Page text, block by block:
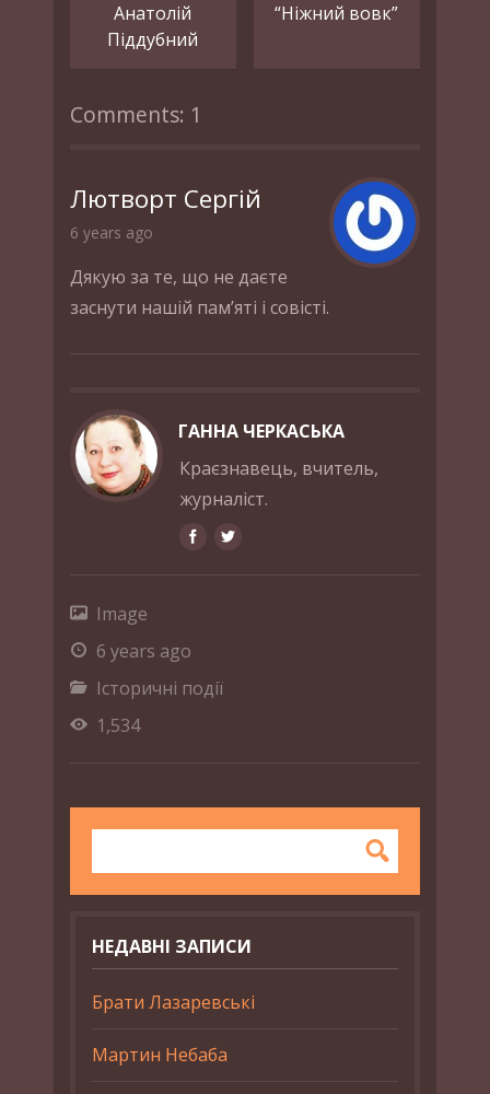
Анатолій
Піддубний
“Ніжний вовк”
Comments: 1
Лютворт Сергій
6 years ago
Дякую за те, що не даєте
заснути нашій пам’яті і совісті.
ГАННА ЧЕРКАСЬКА
Краєзнавець, вчитель,
журналіст.
Image
6 years ago
Історичні події
1,534
НЕДАВНІ ЗАПИСИ
Брати Лазаревські
Мартин Небаба